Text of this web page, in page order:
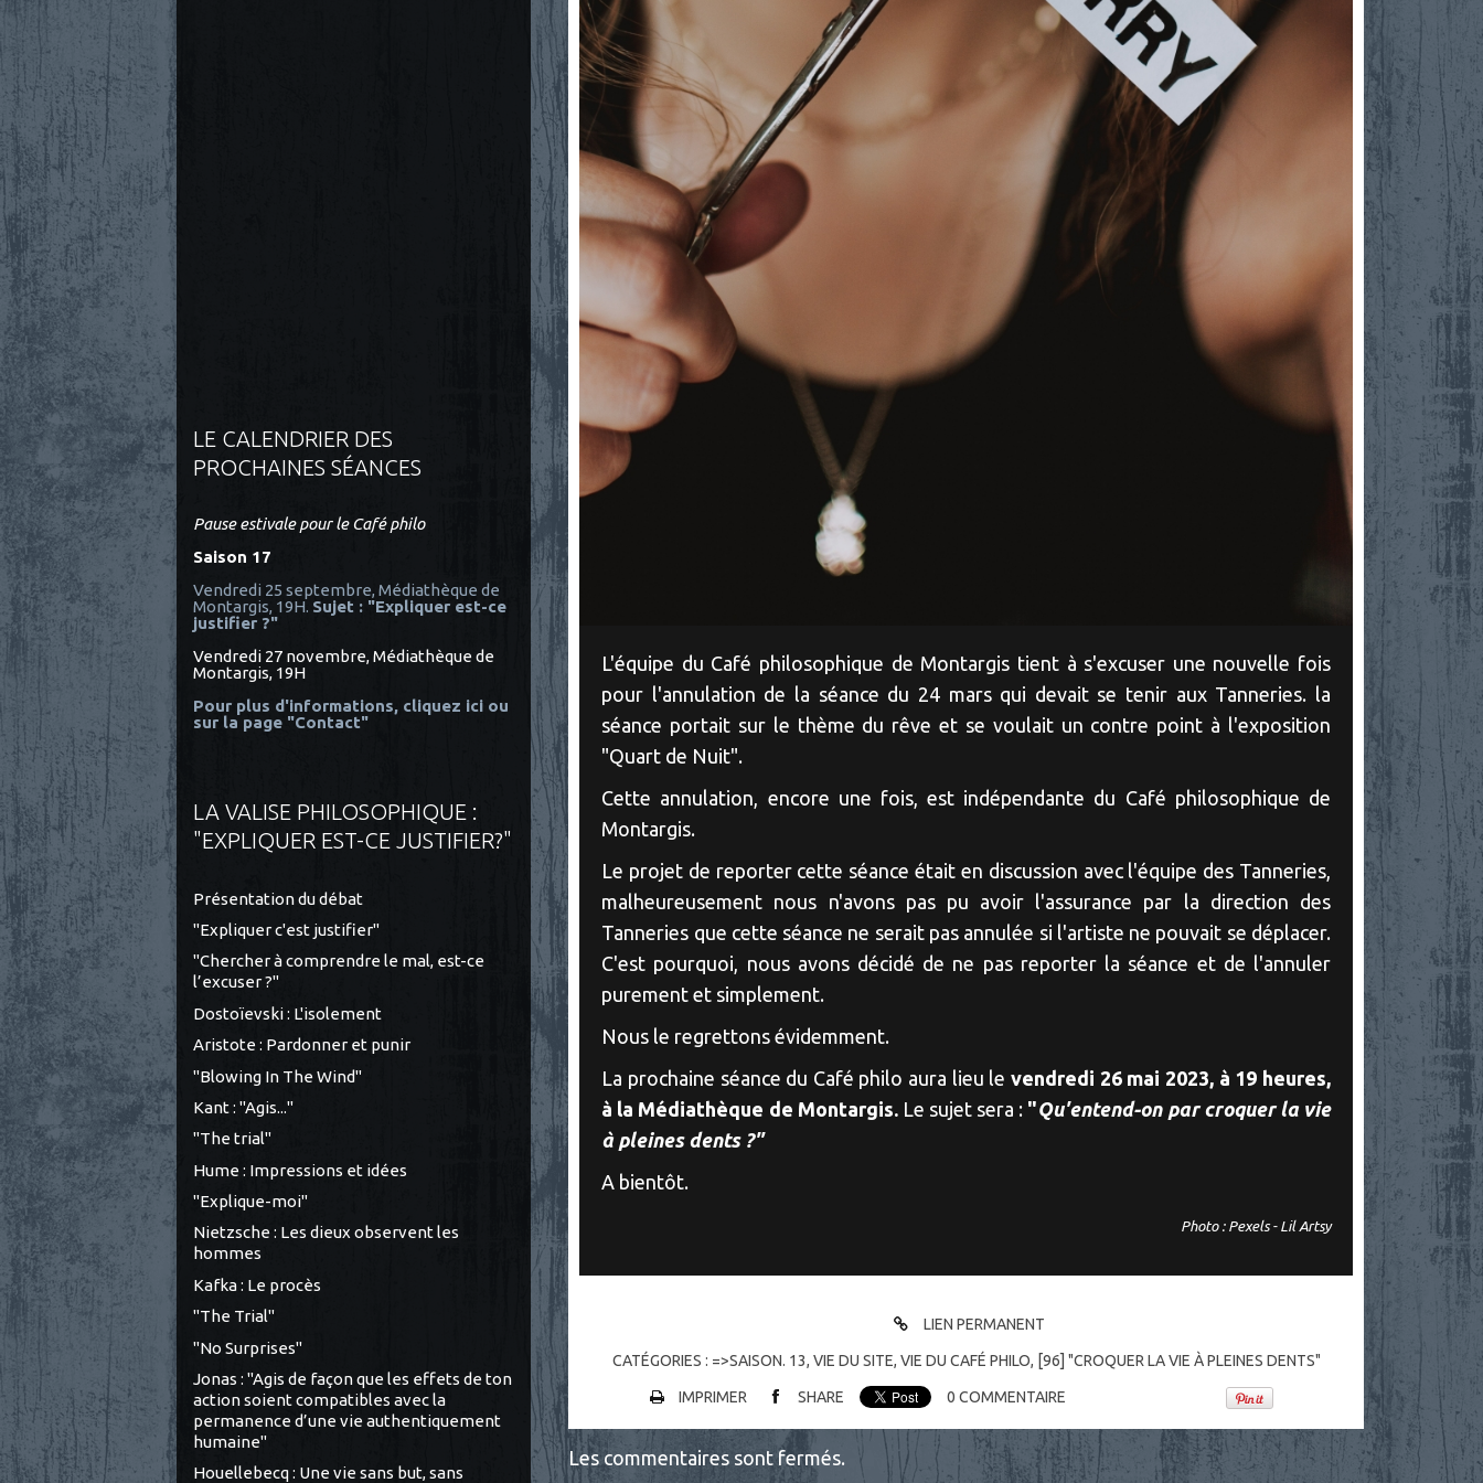
LE CALENDRIER DES
PROCHAINES SÉANCES
Pause estivale pour le Café philo
Saison 17
Vendredi 25 septembre, Médiathèque de
Montargis, 19H. Sujet : "Expliquer est-ce
justifier ?"
Vendredi 27 novembre, Médiathèque de
Montargis, 19H
Pour plus d'informations, cliquez ici ou
sur la page "Contact"
LA VALISE PHILOSOPHIQUE :
"EXPLIQUER EST-CE JUSTIFIER?"
Présentation du débat
"Expliquer c'est justifier"
"Chercher à comprendre le mal, est-ce
l’excuser ?"
Dostoïevski : L'isolement
Aristote : Pardonner et punir
"Blowing In The Wind"
Kant : "Agis..."
"The trial"
Hume : Impressions et idées
"Explique-moi"
Nietzsche : Les dieux observent les
hommes
Kafka : Le procès
"The Trial"
"No Surprises"
Jonas : "Agis de façon que les effets de ton
action soient compatibles avec la
permanence d’une vie authentiquement
humaine"
Houellebecq : Une vie sans but, sans
L'équipe du Café philosophique de Montargis tient à s'excuser une nouvelle fois
pour l'annulation de la séance du 24 mars qui devait se tenir aux Tanneries. la
séance portait sur le thème du rêve et se voulait un contre point à l'exposition
"Quart de Nuit".
Cette annulation, encore une fois, est indépendante du Café philosophique de
Montargis.
Le projet de reporter cette séance était en discussion avec l'équipe des Tanneries,
malheureusement nous n'avons pas pu avoir l'assurance par la direction des
Tanneries que cette séance ne serait pas annulée si l'artiste ne pouvait se déplacer.
C'est pourquoi, nous avons décidé de ne pas reporter la séance et de l'annuler
purement et simplement.
Nous le regrettons évidemment.
La prochaine séance du Café philo aura lieu levendredi 26 mai 2023, à 19 heures,
à la Médiathèque de Montargis.Le sujet sera : "Qu'entend-on par croquer la vie
à pleines dents ?"
A bientôt.
Photo : Pexels - Lil Artsy
LIEN PERMANENT
CATÉGORIES : =>SAISON. 13, VIE DU SITE, VIE DU CAFÉ PHILO, [96] "CROQUER LA VIE À PLEINES DENTS"
IMPRIMER SHARE 0 COMMENTAIRE
Les commentaires sont fermés.